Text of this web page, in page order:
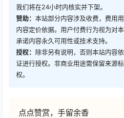
我们将在24小时内核实并下架。
赞助： 本站部分内容涉及收费，费用
内容定价依据。用户付费行为视为对
承诺内容永久可用性或技术支持。
授权： 除非另有说明，否则本站内容
证进行授权。非商业用途需保留来源
权。
点点赞赏，手留余香